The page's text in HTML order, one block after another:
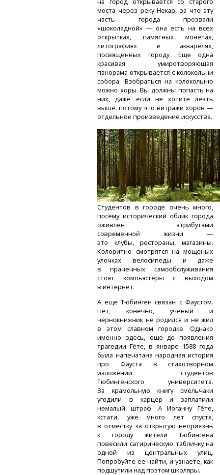
моста через реку Некар, за что эту
часть города прозвали
«шоколадной» — она есть на всех
открытках, памятных монетах,
литографиях и акварелях,
посвященных городу. Еще одна
красивая умиротворяющая
панорама открывается с колокольни
собора. Взобраться на колокольню
можно хоры. Вы должны попасть на
них, даже если не хотите лезть
выше, потому что витражи хоров —
отдельное произведение искусства.
Студентов в городе очень много,
посему исторический облик города
оживлен атрибутами
современной жизни —
это клубы, рестораны, магазины.
Колоритно смотрятся на мощеных
улочках велосипеды и даже
в прачечных самообслуживания
стоят компьютеры с выходом
в интернет.
А еще Тюбинген связан с Фаустом.
Нет, конечно, ученый и
чернокнижник не родился и не жил
в этом славном городке. Однако
именно здесь, еще до появления
трагедии Гёте, в январе 1588 года
была напечатана народная история
про Фауста в стихотворном
изложении студентов
Тюбингенского университета.
За крамольную книгу смельчаки
угодили в карцер и заплатили
немалый штраф. А Иоганну Гёте,
кстати, уже много лет спустя,
в отместку за открытую неприязнь
к городу жители Тюбингена
повесили сатирическую табличку на
одной из центральных улиц.
Попробуйте ее найти, и узнаете, как
подшутили над поэтом школяры.